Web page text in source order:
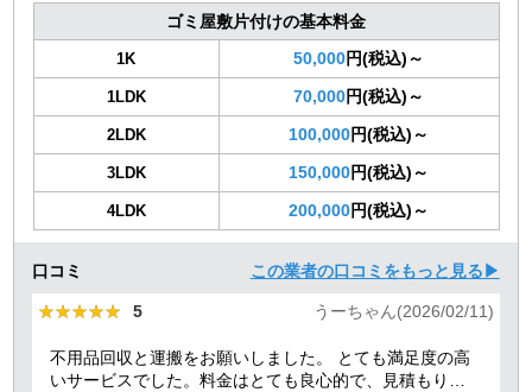
ゴミ屋敷片付けの基本料金
1K 50,000円(税込)～
1LDK 70,000円(税込)～
2LDK 100,000円(税込)～
3LDK 150,000円(税込)～
4LDK 200,000円(税込)～
口コミ この業者の口コミをもっと見る▶
★★★★★
★★★★★ 5 うーちゃん(2026/02/11)
不用品回収と運搬をお願いしました。 とても満足度の高
いサービスでした。料金はとても良心的で、見積もりか